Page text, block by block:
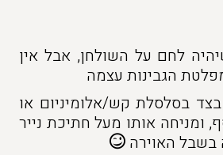
לחם על השולחן, אבל אין
הגבינות עצמה
בסלסלת קש/אלומיניום או
ומניחה אותו מעל חתיכת נייר
בשבל האוירה